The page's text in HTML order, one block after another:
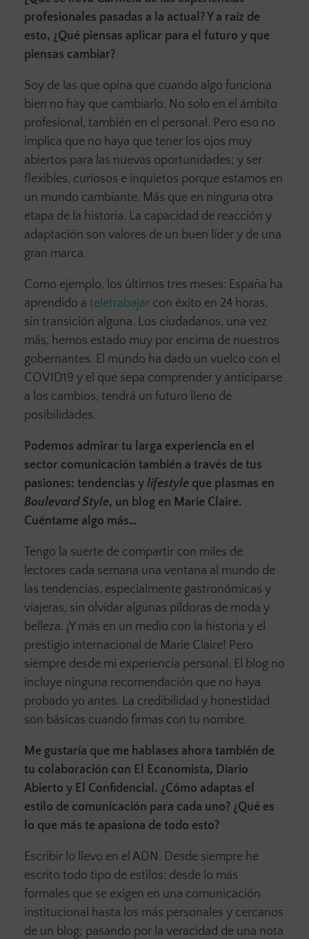
profesionales pasadas a la actual? Y a raíz de
esto, ¿Qué piensas aplicar para el futuro y que
piensas cambiar?
Soy de las que opina que cuando algo funciona
bien no hay que cambiarlo. No solo en el ámbito
profesional, también en el personal. Pero eso no
implica que no haya que tener los ojos muy
abiertos para las nuevas oportunidades; y ser
flexibles, curiosos e inquietos porque estamos en
un mundo cambiante. Más que en ninguna otra
etapa de la historia. La capacidad de reacción y
adaptación son valores de un buen líder y de una
gran marca.
Como ejemplo, los últimos tres meses: España ha
aprendido a teletrabajar con éxito en 24 horas,
sin transición alguna. Los ciudadanos, una vez
más, hemos estado muy por encima de nuestros
gobernantes. El mundo ha dado un vuelco con el
COVID19 y el que sepa comprender y anticiparse
a los cambios, tendrá un futuro lleno de
posibilidades.
Podemos admirar tu larga experiencia en el
sector comunicación también a través de tus
pasiones: tendencias y lifestyle que plasmas en
Boulevard Style, un blog en Marie Claire.
Cuéntame algo más…
Tengo la suerte de compartir con miles de
lectores cada semana una ventana al mundo de
las tendencias, especialmente gastronómicas y
viajeras, sin olvidar algunas píldoras de moda y
belleza. ¡Y más en un medio con la historia y el
prestigio internacional de Marie Claire! Pero
siempre desde mi experiencia personal. El blog no
incluye ninguna recomendación que no haya
probado yo antes. La credibilidad y honestidad
son básicas cuando firmas con tu nombre.
Me gustaría que me hablases ahora también de
tu colaboración con El Economista, Diario
Abierto y El Confidencial. ¿Cómo adaptas el
estilo de comunicación para cada uno? ¿Qué es
lo que más te apasiona de todo esto?
Escribir lo llevo en el ADN. Desde siempre he
escrito todo tipo de estilos: desde lo más
formales que se exigen en una comunicación
institucional hasta los más personales y cercanos
de un blog; pasando por la veracidad de una nota